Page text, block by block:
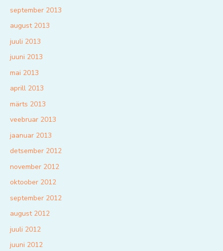
september 2013
august 2013
juuli 2013
juuni 2013
mai 2013
aprill 2013
märts 2013
veebruar 2013
jaanuar 2013
detsember 2012
november 2012
oktoober 2012
september 2012
august 2012
juuli 2012
juuni 2012